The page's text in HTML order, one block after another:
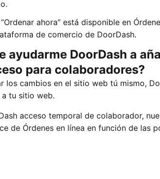
ahora” está disponible en
de comercio de DoorDash.
ayudarme DoorDash a
para colaboradores?
los cambios en el sitio web tú mismo,
a tu sitio web.
acceso temporal de colaborador,
de Órdenes en línea en función de las